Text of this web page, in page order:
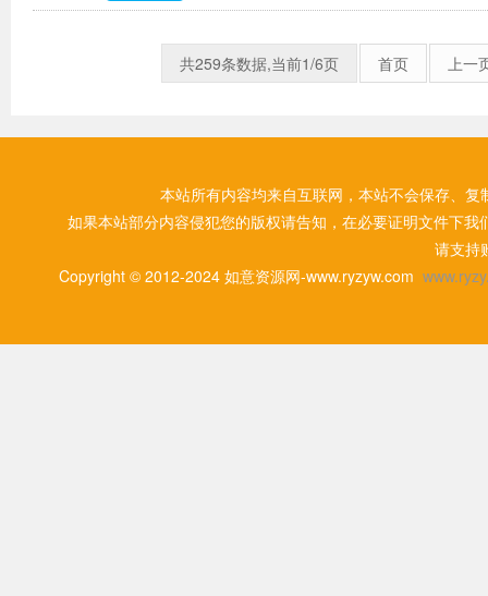
共259条数据,当前1/6页 首页 上一
本站所有内容均来自互联网，本站不会保存、
如果本站部分内容侵犯您的版权请告知，在必要证明文件下
请支持
Copyright © 2012-2024 如意资源网-www.ryzyw.com